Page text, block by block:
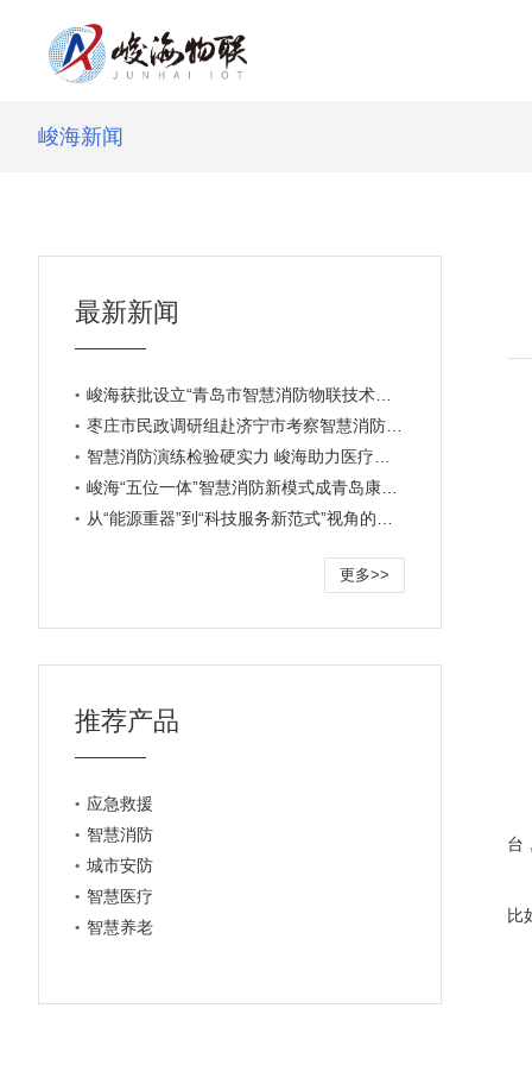
峻海新闻
最新新闻
更多>>
推荐产品
应急救援
智慧消防
城市安防
智慧医疗
智慧养老
台
比